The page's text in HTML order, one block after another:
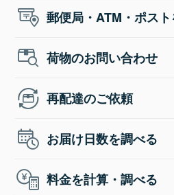
郵便局・ATM・ポス
荷物のお問い合わせ
再配達のご依頼
お届け日数を調べる
料金を計算・調べる